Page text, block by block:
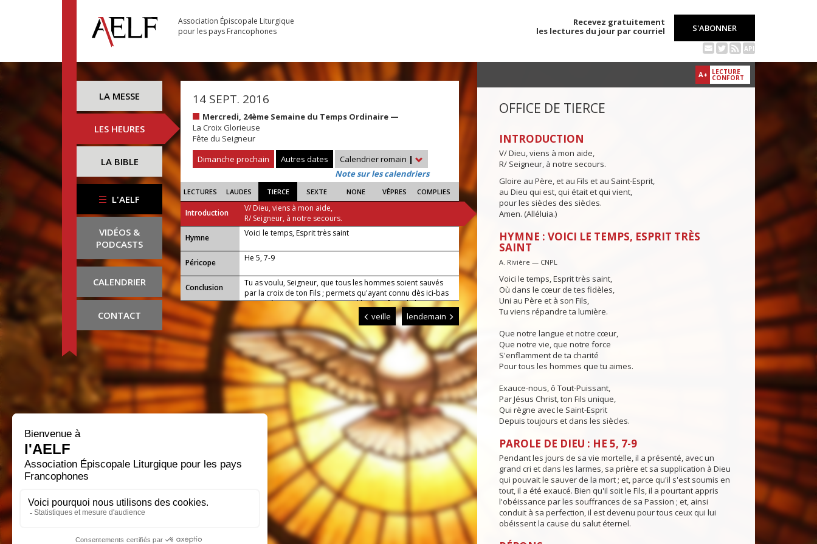
Association Épiscopale Liturgique
pour les pays Francophones
Recevez gratuitement
les lectures du jour par courriel
S'ABONNER
API
LA MESSE
LES HEURES
LA BIBLE
L'AELF
VIDÉOS &
PODCASTS
CALENDRIER
CONTACT
14 SEPT. 2016
Mercredi, 24ème Semaine du Temps Ordinaire —
La Croix Glorieuse
Fête du Seigneur
Dimanche prochain
Autres dates Calendrier romain |
Note sur les calendriers
LECTURES LAUDES TIERCE SEXTE NONE VÊPRES COMPLIES
Introduction
V/ Dieu, viens à mon aide,
R/ Seigneur, à notre secours.
...
Hymne Voici le temps, Esprit très saint
Péricope He 5, 7-9
Conclusion
Tu as voulu, Seigneur, que tous les hommes soient sauvés
par la croix de ton Fils ; permets qu'ayant connu dès ici-bas
ce mystère, nous goûtions au ciel les bienfaits de la
veille lendemain
A+ LECTURE
CONFORT
OFFICE DE TIERCE
INTRODUCTION
V/ Dieu, viens à mon aide,
R/ Seigneur, à notre secours.
Gloire au Père, et au Fils et au Saint-Esprit,
au Dieu qui est, qui était et qui vient,
pour les siècles des siècles.
Amen. (Alléluia.)
HYMNE : VOICI LE TEMPS, ESPRIT TRÈS
SAINT
A. Rivière — CNPL
Voici le temps, Esprit très saint,
Où dans le cœur de tes fidèles,
Uni au Père et à son Fils,
Tu viens répandre ta lumière.
Que notre langue et notre cœur,
Que notre vie, que notre force
S'enflamment de ta charité
Pour tous les hommes que tu aimes.
Exauce-nous, ô Tout-Puissant,
Par Jésus Christ, ton Fils unique,
Qui règne avec le Saint-Esprit
Depuis toujours et dans les siècles.
PAROLE DE DIEU : HE 5, 7-9
Pendant les jours de sa vie mortelle, il a présenté, avec un
grand cri et dans les larmes, sa prière et sa supplication à Dieu
qui pouvait le sauver de la mort ; et, parce qu'il s'est soumis en
tout, il a été exaucé. Bien qu'il soit le Fils, il a pourtant appris
l'obéissance par les souffrances de sa Passion ; et, ainsi
conduit à sa perfection, il est devenu pour tous ceux qui lui
obéissent la cause du salut éternel.